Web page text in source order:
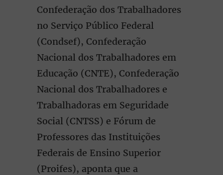
Confederação dos Trabalhadores
no Serviço Público Federal
(Condsef), Confederação
Nacional dos Trabalhadores em
Educação (CNTE), Confederação
Nacional dos Trabalhadores e
Trabalhadoras em Seguridade
Social (CNTSS) e Fórum de
Professores das Instituições
Federais de Ensino Superior
(Proifes), aponta que a